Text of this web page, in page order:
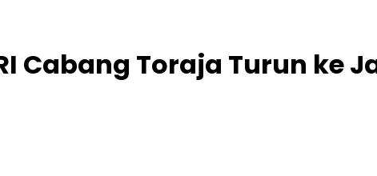
Cabang Toraja Turun ke